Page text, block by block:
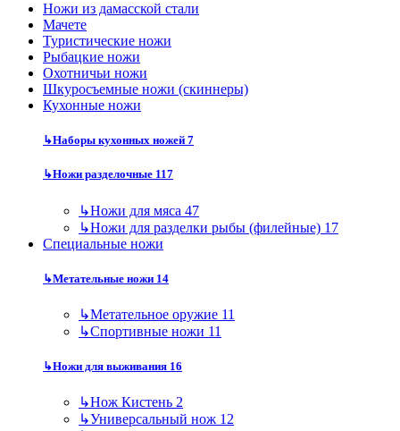
Ножи из дамасской стали
Мачете
Туристические ножи
Рыбацкие ножи
Охотничьи ножи
Шкуросъемные ножи (скиннеры)
Кухонные ножи
↳Наборы кухонных ножей 7
↳Ножи разделочные 117
↳Ножи для мяса 47
↳Ножи для разделки рыбы (филейные) 17
Специальные ножи
↳Метательные ножи 14
↳Метательное оружие 11
↳Спортивные ножи 11
↳Ножи для выживания 16
↳Нож Кистень 2
↳Универсальный нож 12